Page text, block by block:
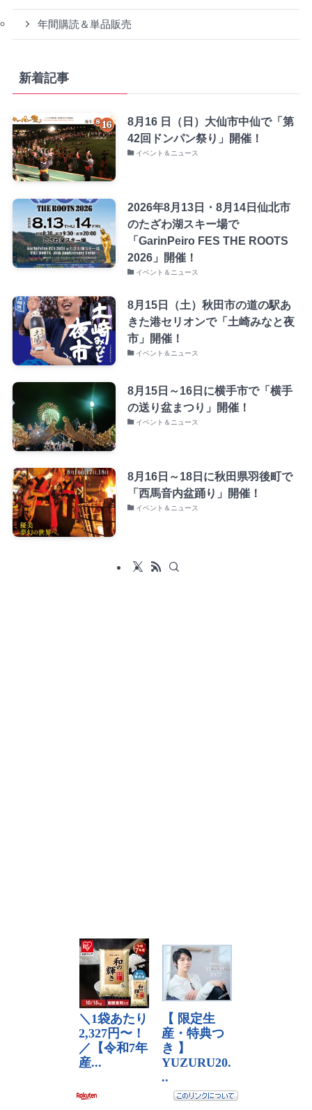
年間購読＆単品販売
新着記事
8月16 日（日）大仙市中仙で「第
42回ドンパン祭り」開催！
イベント＆ニュース
2026年8月13日・8月14日仙北市
のたざわ湖スキー場で
「GarinPeiro FES THE ROOTS
2026」開催！
イベント＆ニュース
8月15日（土）秋田市の道の駅あ
きた港セリオンで「土崎みなと夜
市」開催！
イベント＆ニュース
8月15日～16日に横手市で「横手
の送り盆まつり」開催！
イベント＆ニュース
8月16日～18日に秋田県羽後町で
「西馬音内盆踊り」開催！
イベント＆ニュース